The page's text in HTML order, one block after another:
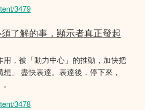
3479
了解的事，顯示者真正發起
用，被「動力中心」的推動，加快把
想」 盡快表達。表達後，停下來，
3478